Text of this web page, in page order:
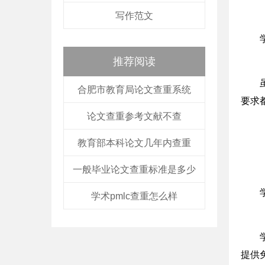
写作范文
推荐阅读
合肥市教育局论文查重系统
论文查重参考文献不查
教育部本科论文几年内查重
一般毕业论文查重标准是多少
学术pmlc查重怎么样
要求
提供